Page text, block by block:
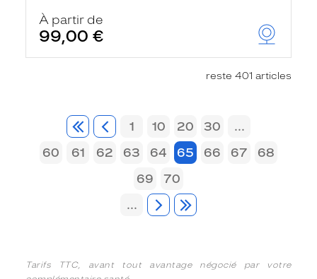
À partir de
99,00 €
reste 401 articles
1 10 20 30
...
60
61 62 63 64 65 66 67
68
69
70
...
Tarifs TTC, avant tout avantage négocié par votre